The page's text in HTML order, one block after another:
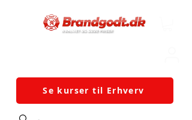
Se kurser til Erhverv